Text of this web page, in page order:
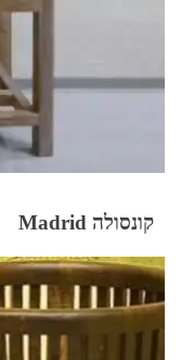
קונסולה Madrid